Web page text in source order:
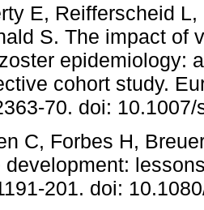
E, Reifferscheid
S. The impact of
epidemiology:
cohort study.
70. doi:
C, Forbes H,
201. doi: